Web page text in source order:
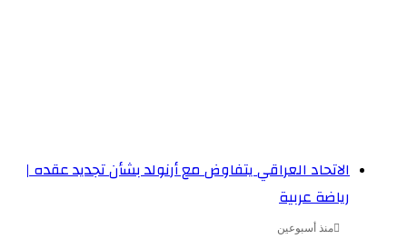
الاتحاد العراقي يتفاوض مع أرنولد بشأن تجديد عقده |
رياضة عربية
منذ أسبوعين